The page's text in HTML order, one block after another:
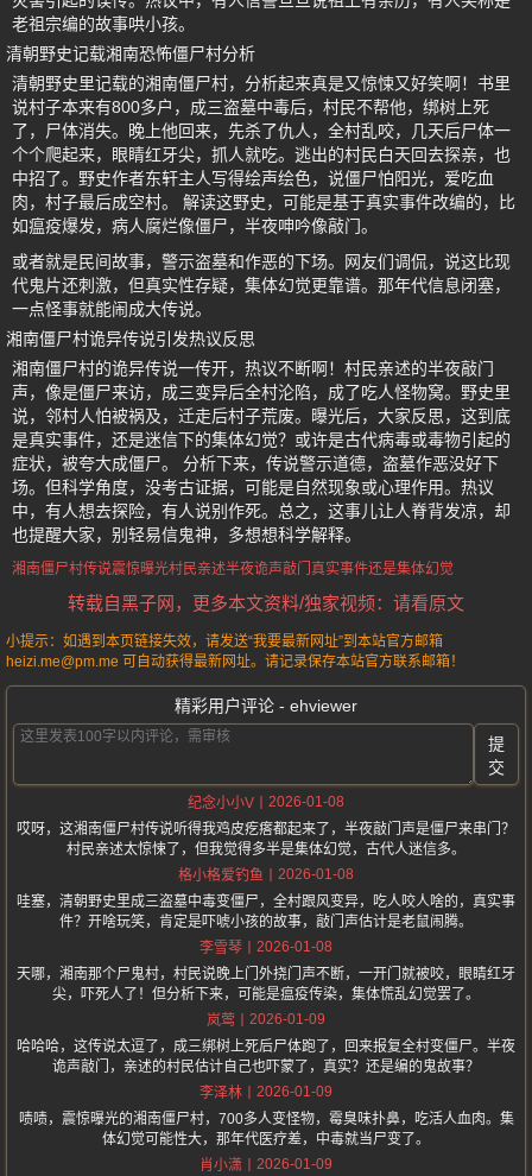
老祖宗编的故事哄小孩。
清朝野史记载湘南恐怖僵尸村分析
清朝野史里记载的湘南僵尸村，分析起来真是又惊悚又好笑啊！书里
说村子本来有800多户，成三盗墓中毒后，村民不帮他，绑树上死
了，尸体消失。晚上他回来，先杀了仇人，全村乱咬，几天后尸体一
个个爬起来，眼睛红牙尖，抓人就吃。逃出的村民白天回去探亲，也
中招了。野史作者东轩主人写得绘声绘色，说僵尸怕阳光，爱吃血
肉，村子最后成空村。 解读这野史，可能是基于真实事件改编的，比
如瘟疫爆发，病人腐烂像僵尸，半夜呻吟像敲门。
或者就是民间故事，警示盗墓和作恶的下场。网友们调侃，说这比现
代鬼片还刺激，但真实性存疑，集体幻觉更靠谱。那年代信息闭塞，
一点怪事就能闹成大传说。
湘南僵尸村诡异传说引发热议反思
湘南僵尸村的诡异传说一传开，热议不断啊！村民亲述的半夜敲门
声，像是僵尸来访，成三变异后全村沦陷，成了吃人怪物窝。野史里
说，邻村人怕被祸及，迁走后村子荒废。曝光后，大家反思，这到底
是真实事件，还是迷信下的集体幻觉？或许是古代病毒或毒物引起的
症状，被夸大成僵尸。 分析下来，传说警示道德，盗墓作恶没好下
场。但科学角度，没考古证据，可能是自然现象或心理作用。热议
中，有人想去探险，有人说别作死。总之，这事儿让人脊背发凉，却
也提醒大家，别轻易信鬼神，多想想科学解释。
湘南僵尸村传说震惊曝光村民亲述半夜诡声敲门 真实事件还是集体幻觉
转载自黑子网，更多本文资料/独家视频：请看原文
小提示：如遇到本页链接失效，请发送“我要最新网址”到本站官方邮箱
heizi.me@pm.me 可自动获得最新网址。请记录保存本站官方联系邮箱！
精彩用户评论 - ehviewer
提
交
纪念小小V
2026-01-08
哎呀，这湘南僵尸村传说听得我鸡皮疙瘩都起来了，半夜敲门声是僵尸来串门？
村民亲述太惊悚了，但我觉得多半是集体幻觉，古代人迷信多。
格小格爱钓鱼
2026-01-08
哇塞，清朝野史里成三盗墓中毒变僵尸，全村跟风变异，吃人咬人啥的，真实事
件？开啥玩笑，肯定是吓唬小孩的故事，敲门声估计是老鼠闹腾。
李雪琴
2026-01-08
天哪，湘南那个尸鬼村，村民说晚上门外挠门声不断，一开门就被咬，眼睛红牙
尖，吓死人了！但分析下来，可能是瘟疫传染，集体慌乱幻觉罢了。
岚莺
2026-01-09
哈哈哈，这传说太逗了，成三绑树上死后尸体跑了，回来报复全村变僵尸。半夜
诡声敲门，亲述的村民估计自己也吓蒙了，真实？还是编的鬼故事？
李泽林
2026-01-09
啧啧，震惊曝光的湘南僵尸村，700多人变怪物，霉臭味扑鼻，吃活人血肉。集
体幻觉可能性大，那年代医疗差，中毒就当尸变了。
肖小潇
2026-01-09